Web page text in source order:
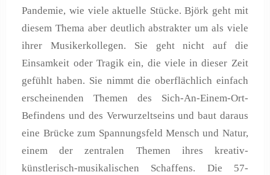
Pandemie, wie viele aktuelle Stücke. Björk geht mit
diesem Thema aber deutlich abstrakter um als viele
ihrer Musikerkollegen. Sie geht nicht auf die
Einsamkeit oder Tragik ein, die viele in dieser Zeit
gefühlt haben. Sie nimmt die oberflächlich einfach
erscheinenden Themen des Sich-An-Einem-Ort-
Befindens und des Verwurzeltseins und baut daraus
eine Brücke zum Spannungsfeld Mensch und Natur,
einem der zentralen Themen ihres kreativ-
künstlerisch-musikalischen Schaffens. Die 57-